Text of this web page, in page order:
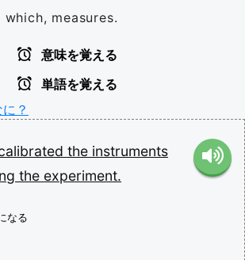
measures.
意味を覚える
単語を覚える
？
the instruments
the experiment.
なる